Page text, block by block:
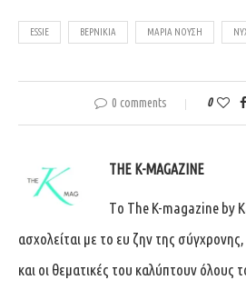
ESSIE ΒΕΡΝΊΚΙΑ ΜΑΡΊΑ ΝΟΎΣΗ
0 comments 0
THE K-MAGAZINE
Tο The K-magazine by
ασχολείται με το ευ ζην της
και οι θεματικές του καλύπτουν όλους